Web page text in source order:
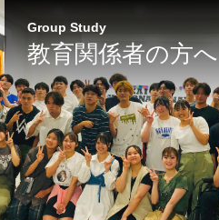
Group Study
教育関係者の方へ